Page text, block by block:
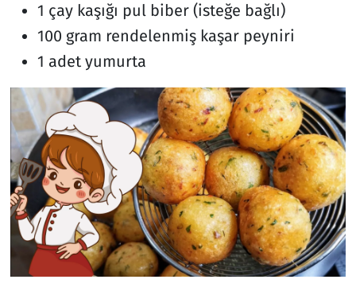
1 çay kaşığı pul biber (isteğe bağlı)
100 gram rendelenmiş kaşar peyniri
1 adet yumurta